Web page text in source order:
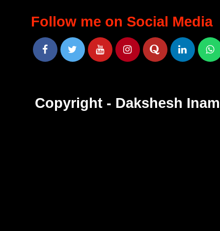
Follow me on Social Media
Copyright - Dakshesh